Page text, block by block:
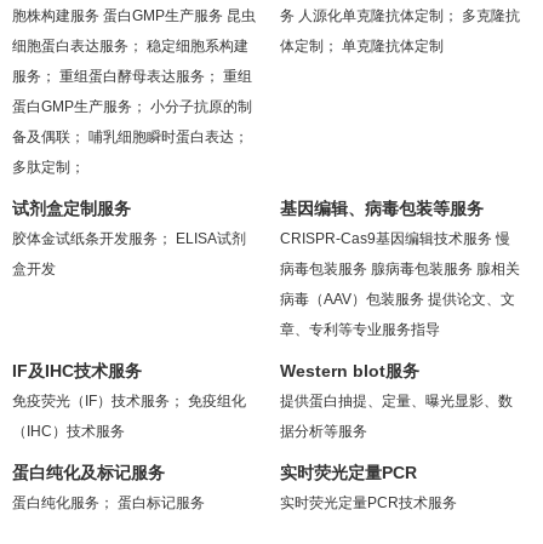
胞株构建服务 蛋白GMP生产服务 昆虫
细胞蛋白表达服务； 稳定细胞系构建
服务； 重组蛋白酵母表达服务； 重组
蛋白GMP生产服务； 小分子抗原的制
备及偶联； 哺乳细胞瞬时蛋白表达；
多肽定制；
务 人源化单克隆抗体定制；
多克隆抗
体定制； 单克隆抗体定制
试剂盒定制服务
胶体金试纸条开发服务；
ELISA试剂
盒开发
基因编辑、病毒包装等服务
CRISPR-Cas9基因编辑技术服务 慢
病毒包装服务 腺病毒包装服务 腺相关
病毒（AAV）包装服务 提供论文、文
章、专利等专业服务指导
IF及IHC技术服务
免疫荧光（IF）技术服务； 免疫组化
（IHC）技术服务
Western blot服务
提供蛋白抽提、定量、曝光显影、数
据分析等服务
蛋白纯化及标记服务
蛋白纯化服务； 蛋白标记服务
实时荧光定量PCR
实时荧光定量PCR技术服务